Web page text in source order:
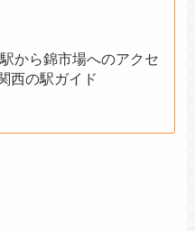
から錦市場へのアクセ
西の駅ガイド